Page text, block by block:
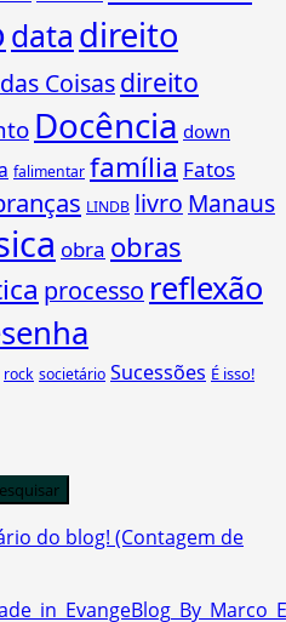
data direito
Coisasdireito
Docência down
falimentar família Fatos
LINDB livro Manaus
obra obras
processo reflexão
rock societário Sucessões É isso!
do blog! (Contagem de